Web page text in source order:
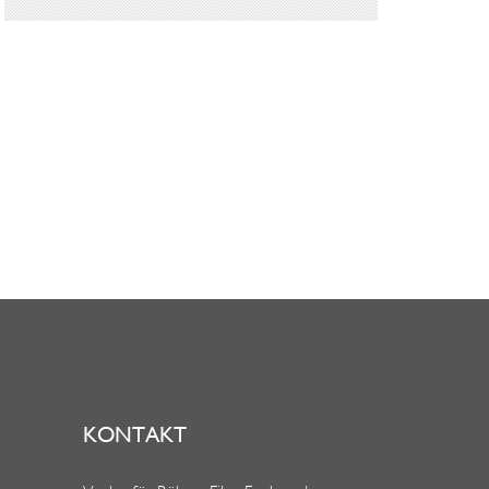
KONTAKT